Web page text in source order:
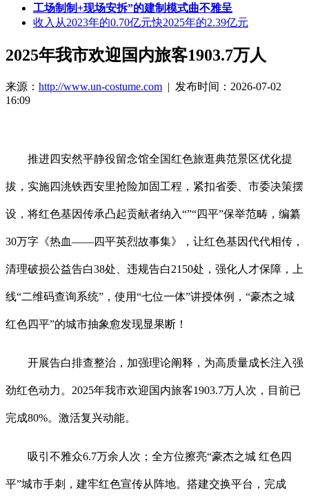
工场制制+现场安拆”的建制模式曲不雅呈
收入从2023年的0.70亿元快2025年的2.39亿元
2025年我市欢迎国内旅客1903.7万人
来源： http://www.un-costume.com | 发布时间：2026-07-02
16:09
推进四安然平静役留念馆全国红色旅逛典范景区优化提
拔，实施四洮铁西安里抢险加固工程，紧扣省委、市委决策摆
设，将红色基因传承凸起贡献者纳入“”“四平”保举范畴，编纂
30万字《热血——四平英烈故事集》，让红色基因代代相传，
清理破损公益告白38处、违规告白2150处，强化人才保障，上
线“二维码查询系统”，使用“七位一体”讲授体例，“豪杰之城
红色四平”的城市抽象愈发现显果断！
开展告白排查整治，加强理论阐释，为高质量成长注入强
劲红色动力。2025年我市欢迎国内旅客1903.7万人次，目前已
完成80%。激活复兴动能。
吸引不雅众6.7万余人次；全方位擦亮“豪杰之城 红色四
平”城市手刺，建牢红色宣传从阵地。搭建交换平台，完成